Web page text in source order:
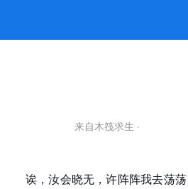
-k8凯发官网
来自木筏求生 ·
诶，汝会晓无，许阵阵我去荡